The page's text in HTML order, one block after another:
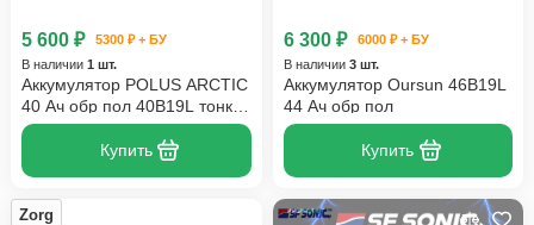
5 600 ₽
5300 ₽ + БУ
В наличии 1 шт.
Аккумулятор POLUS ARCTIC
40 Ач обр пол 40B19L тонк
кл
Купить
6 300 ₽
6000 ₽ + БУ
В наличии 3 шт.
Аккумулятор Oursun 46B19L
44 Ач обр пол
Купить
Zorg